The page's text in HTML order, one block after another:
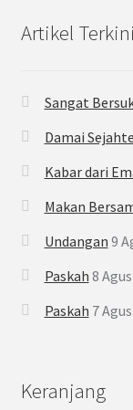
Artikel Terkini
Sangat
Damai
Kabar dari
Makan
Undangan 9
Paskah 8
Paskah 7
Keranjang